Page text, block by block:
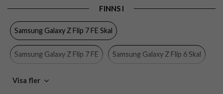
Egenskaper Trådlös laddning-kompatibel
Färg
Material Hårdplast (PC), Mjukplast (TPU)
Varumärke
FINNS I
Samsung Galaxy Z Flip 7 FE Skal
Samsung Galaxy Z Flip 7 FE Samsung Galaxy Z Flip 6 Skal
Samsung Galaxy Z Flip 6
Visa fler